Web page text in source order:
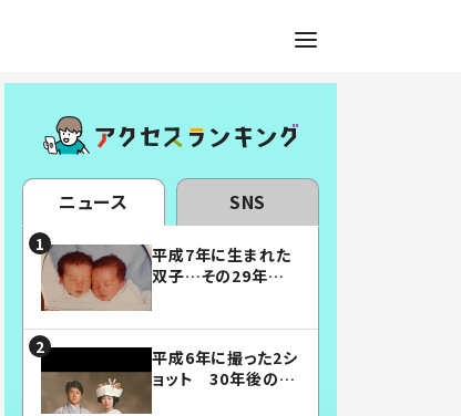
ニュース SNS
平成7年に生まれた
双子…その29年後
平成6年に撮った2シ
ョット 30年後の姿